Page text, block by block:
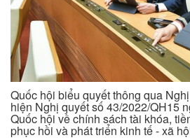
Quốc hội biểu quyết thông qua
hiện Nghị quyết số 43/2022/QH15
Quốc hội về chính sách tài khóa,
phục hồi và phát triển kinh tế - xã